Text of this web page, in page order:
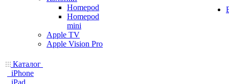
Homepod
Homepod
mini
Apple TV
Apple Vision Pro
Каталог
iPhone
iPad